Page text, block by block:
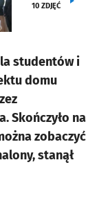
10 ZDJĘĆ
studentów i
domu
Skończyło na
zobaczyć
stanął